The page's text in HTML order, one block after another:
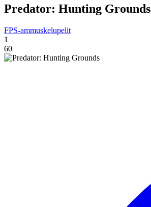
Predator: Hunting Grounds
FPS-ammuskelupelit
1
60